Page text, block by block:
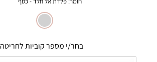
199.00₪.
בחר/י מספר קוביות לחריטה